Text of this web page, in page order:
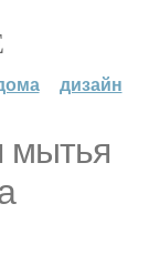
дизайн
мытья